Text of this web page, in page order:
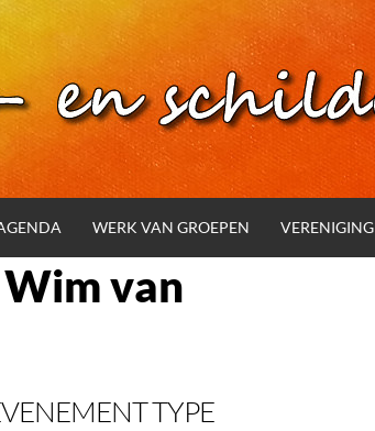
WERK VAN GROEPEN VERENIGING
van
TYPE